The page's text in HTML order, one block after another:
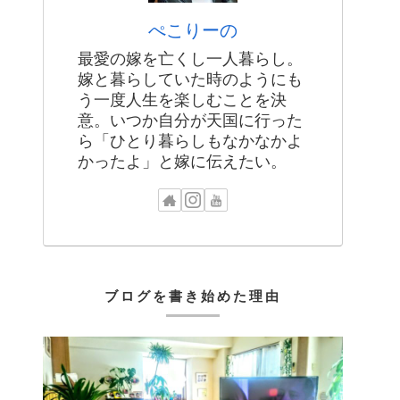
ぺこりーの
最愛の嫁を亡くし一人暮らし。
嫁と暮らしていた時のようにも
う一度人生を楽しむことを決
意。いつか自分が天国に行った
ら「ひとり暮らしもなかなかよ
かったよ」と嫁に伝えたい。
ブログを書き始めた理由